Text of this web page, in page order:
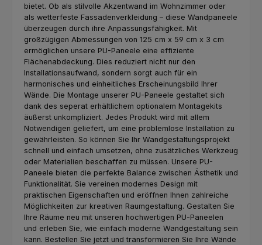
bietet. Ob als stilvolle Akzentwand im Wohnzimmer oder
als wetterfeste Fassadenverkleidung – diese Wandpaneele
überzeugen durch ihre Anpassungsfähigkeit. Mit
großzügigen Abmessungen von 125 cm x 59 cm x 3 cm
ermöglichen unsere PU-Paneele eine effiziente
Flächenabdeckung. Dies reduziert nicht nur den
Installationsaufwand, sondern sorgt auch für ein
harmonisches und einheitliches Erscheinungsbild Ihrer
Wände. Die Montage unserer PU-Paneele gestaltet sich
dank des seperat erhältlichem optionalem Montagekits
äußerst unkompliziert. Jedes Produkt wird mit allem
Notwendigen geliefert, um eine problemlose Installation zu
gewährleisten. So können Sie Ihr Wandgestaltungsprojekt
schnell und einfach umsetzen, ohne zusätzliches Werkzeug
oder Materialien beschaffen zu müssen. Unsere PU-
Paneele bieten die perfekte Balance zwischen Ästhetik und
Funktionalität. Sie vereinen modernes Design mit
praktischen Eigenschaften und eröffnen Ihnen zahlreiche
Möglichkeiten zur kreativen Raumgestaltung. Gestalten Sie
Ihre Räume neu mit unseren hochwertigen PU-Paneelen
und erleben Sie, wie einfach moderne Wandgestaltung sein
kann. Bestellen Sie jetzt und transformieren Sie Ihre Wände